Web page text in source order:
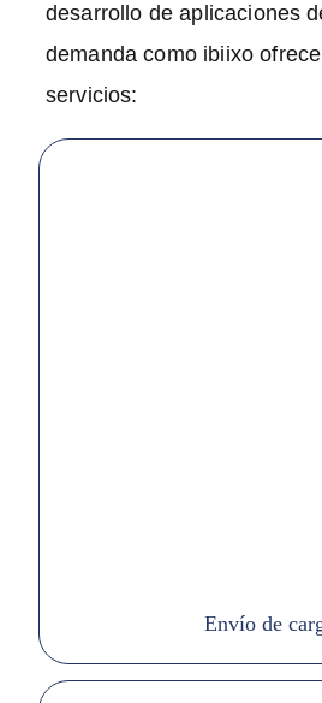
desarrollo de aplicaciones
demanda como ibiixo
servicios:
Envío de